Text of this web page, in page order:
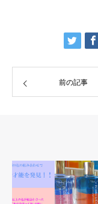
前の記事